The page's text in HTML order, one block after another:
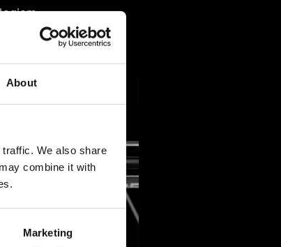
About
We also share
combine it with
Marketing